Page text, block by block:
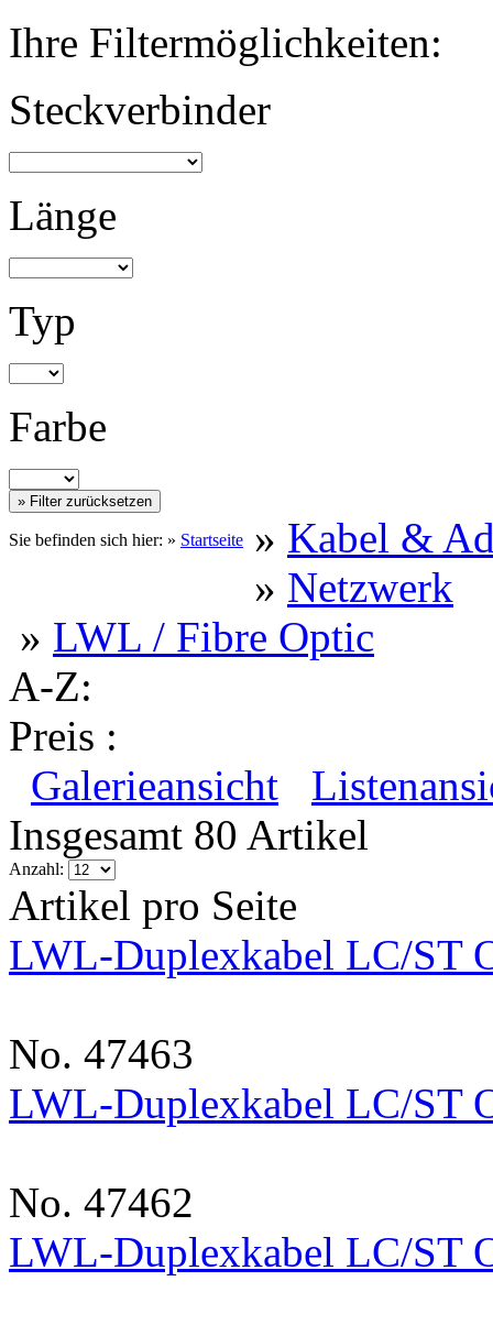
Ihre Filtermöglichkeiten:
Steckverbinder
Länge
Typ
Farbe
Sie befinden sich hier: » Startseite » Kabel &
» Netzwerk
» LWL / Fibre Optic
A-Z:
Preis :
Galerieansicht
Insgesamt 80 Artikel
Anzahl:
Artikel pro Seite
LWL-Duplexkabel LC/ST
No. 47463
LWL-Duplexkabel LC/ST
No. 47462
LWL-Duplexkabel LC/ST